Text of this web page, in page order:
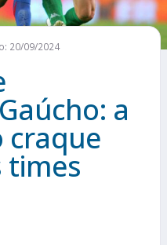
20/09/2024
a
times